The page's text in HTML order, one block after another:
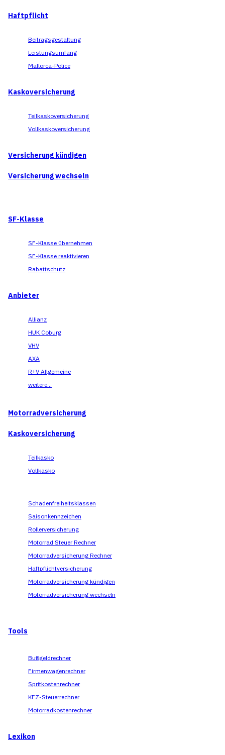
Haftpflicht
Beitragsgestaltung
Leistungsumfang
Mallorca-Police
Kaskoversicherung
Teilkaskoversicherung
Vollkaskoversicherung
Versicherung kündigen
Versicherung wechseln
SF-Klasse
SF-Klasse übernehmen
SF-Klasse reaktivieren
Rabattschutz
Anbieter
Allianz
HUK Coburg
VHV
AXA
R+V Allgemeine
weitere...
Motorradversicherung
Kaskoversicherung
Teilkasko
Vollkasko
Schadenfreiheitsklassen
Saisonkennzeichen
Rollerversicherung
Motorrad Steuer Rechner
Motorradversicherung Rechner
Haftpflichtversicherung
Motorradversicherung kündigen
Motorradversicherung wechseln
Tools
Bußgeldrechner
Firmenwagenrechner
Spritkostenrechner
KFZ-Steuerrechner
Motorradkostenrechner
Lexikon